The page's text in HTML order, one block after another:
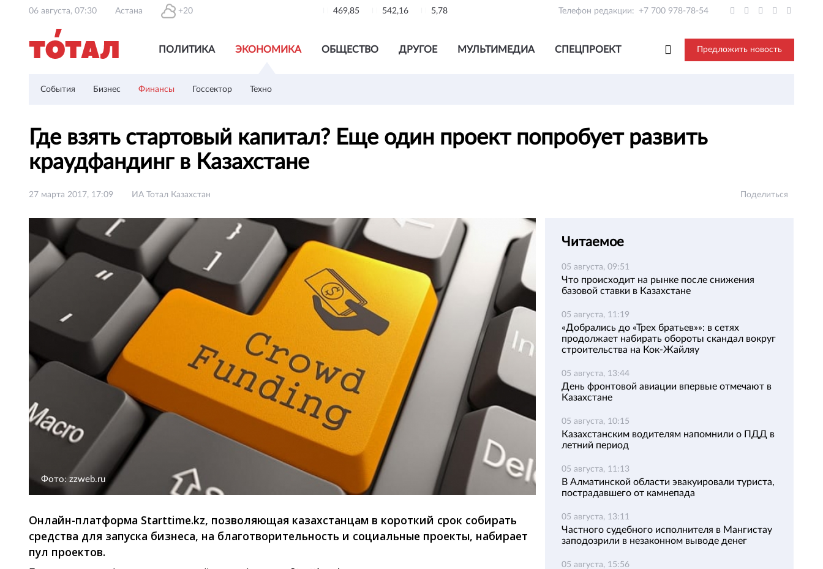
06 августа, 07:30 Астана +20 469,85 542,16 5,78 Телефон редакции: +7 700 978-78-54
ПОЛИТИКА ЭКОНОМИКА ОБЩЕСТВО ДРУГОЕ МУЛЬТИМЕДИА СПЕЦПРОЕКТ Предложить новость
События Бизнес Финансы Госсектор Техно
Где взять стартовый капитал? Еще один проект попробует развить
краудфандинг в Казахстане
27 марта 2017, 17:09 ИА Тотал Казахстан Поделиться
Фото: zzweb.ru
Онлайн-платформа Starttime.kz, позволяющая казахстанцам в короткий срок собирать
средства для запуска бизнеса, на благотворительность и социальные проекты, набирает
пул проектов.
Читаемое
05 августа, 09:51
Что происходит на рынке после снижения
базовой ставки в Казахстане
05 августа, 11:19
«Добрались до «Трех братьев»»: в сетях
продолжает набирать обороты скандал вокруг
строительства на Кок-Жайляу
05 августа, 13:44
День фронтовой авиации впервые отмечают в
Казахстане
05 августа, 10:15
Казахстанским водителям напомнили о ПДД в
летний период
05 августа, 11:13
В Алматинской области эвакуировали туриста,
пострадавшего от камнепада
05 августа, 13:11
Частного судебного исполнителя в Мангистау
заподозрили в незаконном выводе денег
05 августа, 15:56